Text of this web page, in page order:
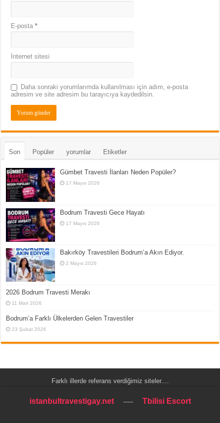
E-posta*
İnternet sitesi
Daha sonraki yorumlarımda kullanılması için adım, e-posta
adresim ve site adresim bu tarayıcıya kaydedilsin.
Son Popüler yorumlar Etiketler
Gümbet Travesti İlanları Neden Popüler?
17 Mayıs 2026
Bodrum Travesti Gece Hayatı
17 Mayıs 2026
Bakırköy Travestileri Bodrum’a Akın Ediyor.
2 Mayıs 2026
2026 Bodrum Travesti Merakı
11 Mart 2026
Bodrum’a Farklı Ülkelerden Gelen Travestiler
23 Şubat 2026
Farklı illerde referans verdiğimiz siteler....
istanbultravestigay.net ----- Tbilisi Escort